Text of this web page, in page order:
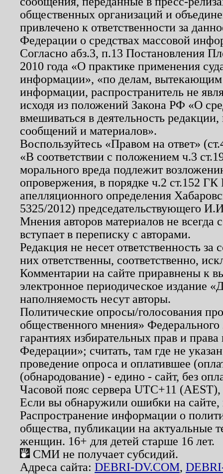
общественных организаций и
привлечено к ответственности за
Федерации о средствах массовой
Согласно абз.3, п.13 Постановления
2010 года «О практике применения
информации», «по делам, вытекающим
информации, распространитель не
исходя из положений Закона РФ «О
вмешиваться в деятельность
сообщений и материалов».
Воспользуйтесь «Правом на ответ»
«В соответствии с положением ч.3
морального вреда подлежит
опровержения, в порядке ч.2 ст.152
апелляционного определения
5325/2012) председательствующего
Мнения авторов материалов не
вступает в переписку с авторами.
Редакция не несет ответственность
них ответственны, соответственно,
Комментарии на сайте приравнены к
электронное периодическое издание
наполняемость несут авторы.
Политические опросы/голосования
общественного мнения»
гарантиях избирательных прав и
Федерации»; считать, там где не
проведение опроса и оплатившее
(обнародование) - едино - сайт, без
Часовой пояс сервера UTC+11
Если вы обнаружили ошибки на
Распространение информации о
общества, публикации на актуальные
женщин. 16+ для детей старше 16 лет.
СМИ не получает субсидий.
Адреса сайта: DEBRI-DV.COM,